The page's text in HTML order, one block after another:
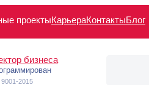
проектыКарьераКонтактыБлог
бизнеса
2015